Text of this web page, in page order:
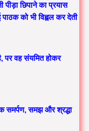
छिपाने का प्रयास
को भी विह्वल कर देती
पर वह संयमित होकर
समर्पण, समझ और श्रद्धा